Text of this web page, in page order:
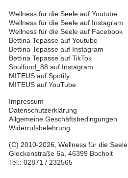
Wellness für die Seele auf Youtube
Wellness für die Seele auf Instagram
Wellness für die Seele auf Facebook
Bettina Tepasse auf Youtube
Bettina Tepasse auf Instagram
Bettina Tepasse auf TikTok
Soulfood_88 auf Instagram
MITEUS auf Spotify
MITEUS auf YouTube
Impressum
Datenschutzerklärung
Allgemeine Geschäftsbedingungen
Widerrufsbelehrung
(C) 2010-2026, Wellness für die Seele
Glockenstraße 6a, 46399 Bocholt
Tel.: 02871 / 232565